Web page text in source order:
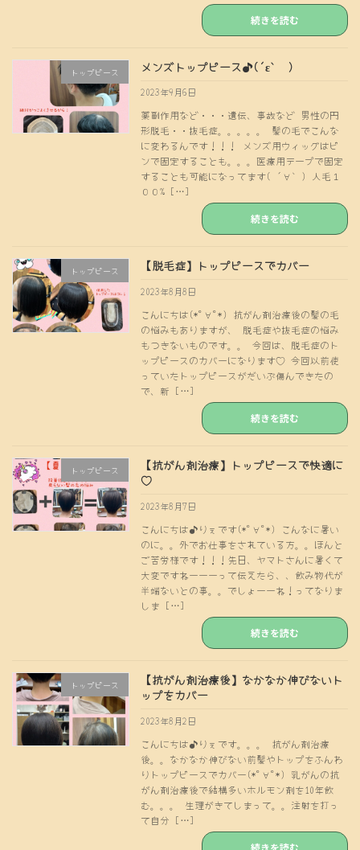
続きを読む
トップピース メンズトップピース♪(´ε｀ )
2023年9月6日
薬副作用など・・・遺伝、事故など 男性の円
形脱毛・・抜毛症。。。。。 髪の毛でこんな
に変わるんです！！！ メンズ用ウィッグはピ
ンで固定することも。。。医療用テープで固定
することも可能になってます( ´∀｀) 人毛１
００% […]
続きを読む
トップピース 【脱毛症】トップピースでカバー
2023年8月8日
こんにちは(*ﾟ∀ﾟ*) 抗がん剤治療後の髪の毛
の悩みもありますが、 脱毛症や抜毛症の悩み
もつきないものです。。 今回は、脱毛症のト
ップピースのカバーになります♡ 今回以前使
っていたトップピースがだいぶ傷んできたの
で、新 […]
続きを読む
トップピース
【抗がん剤治療】トップピースで快適に
♡
2023年8月7日
こんにちは♪りぇです(*ﾟ∀ﾟ*) こんなに暑い
のに。。外でお仕事をされている方。。ほんと
ご苦労様です！！！先日、ヤマトさんに暑くて
大変ですねーーーって伝えたら、、飲み物代が
半端ないとの事。。でしょーーね！ってなりま
しま […]
続きを読む
トップピース
【抗がん剤治療後】なかなか伸びないト
ップをカバー
2023年8月2日
こんにちは♪りぇです。。。 抗がん剤治療
後。。なかなか伸びない前髪やトップをふんわ
りトップピースでカバー(*ﾟ∀ﾟ*) 乳がんの抗
がん剤治療後で結構多いホルモン剤を10年飲
む。。。 生理がきてしまって。。注射を打っ
て自分 […]
続きを読む